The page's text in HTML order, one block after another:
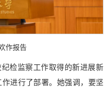
作报告
检监察工作取得的新进展新
进行了部署。她强调，要坚